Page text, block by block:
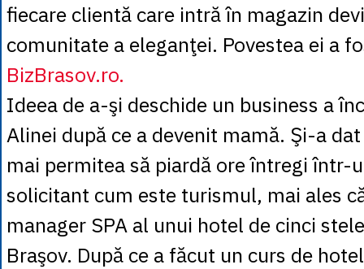
fiecare clientă care intră în magazin
comunitate a eleganţei. Povestea ei a
BizBrasov.ro.
Ideea de a-şi deschide un business a
Alinei după ce a devenit mamă. Şi-a
mai permitea să piardă ore întregi într-
solicitant cum este turismul, mai ales
manager SPA al unui hotel de cinci
Braşov. După ce a făcut un curs de